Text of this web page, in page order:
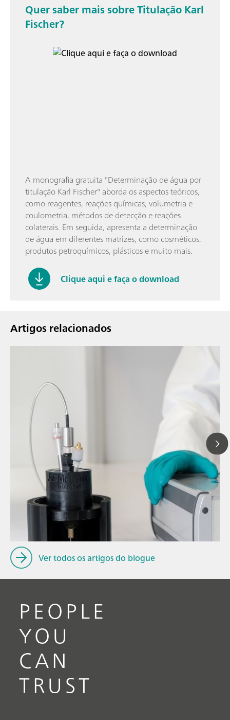
Quer saber mais sobre Titulação Karl
Fischer?
A monografia gratuita "Determinação de água por
titulação Karl Fischer" aborda os aspectos teóricos,
como reagentes, reações químicas, volumetria e
coulometria, métodos de detecção e reações
colaterais. Em seguida, apresenta a determinação
de água em diferentes matrizes, como cosméticos,
produtos petroquímicos, plásticos e muito mais.
Clique aqui e faça o download
Artigos relacionados
14 de jul. de
intuitivas e
// Blog post
// Education & basic research
// Metals & mining
Ver todos os artigos do blogue
PEOPLE
YOU
CAN
TRUST